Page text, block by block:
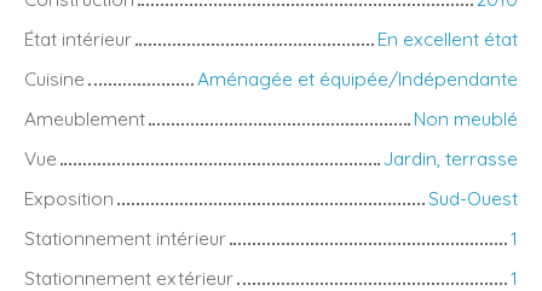
État intérieur
En excellent état
Cuisine
Aménagée et équipée/Indépendante
Ameublement
Non meublé
Vue
Jardin, terrasse
Exposition
Sud-Ouest
Stationnement intérieur
1
Stationnement extérieur
1